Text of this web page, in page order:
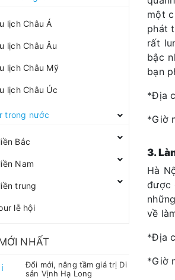
lịch Châu Á
lịch Châu Âu
lịch Châu Mỹ
lịch Châu Úc
trong nước
Bắc
Nam
trung
lễ hội
NHẤT
Đổi mới, nâng tầm giá trị Di
sản Vịnh Hạ Long
một
phát
rất
bậc
bạn
*Địa
*Giờ
3.
Hà
được
về
*Địa
*Giờ